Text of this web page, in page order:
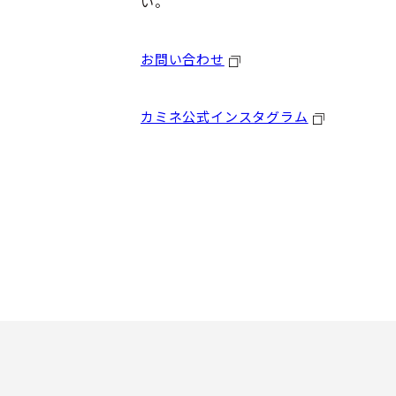
お問い合わせ
カミネ公式インスタグラム